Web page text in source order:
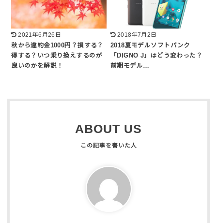
2021年6月26日
秋から違約金1000円？損する？
得する？いつ乗り換えするのが
良いのかを解説！
2018年7月2日
2018夏モデルソフトバンク
「DIGNO J」はどう変わった？
前期モデル…
ABOUT US